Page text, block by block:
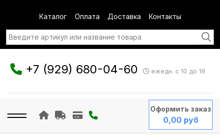
Каталог Оплата Доставка Контакты
+7 (929) 680-04-60 ежедн. с 10 до 19
Оформить заказ
0,00 руб